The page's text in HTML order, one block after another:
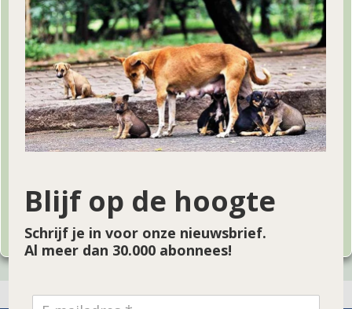
Email*
Doneren voor hulpproject 167
Bedrag*
Doneer!
Project pagina
Blijf op de hoogte
Schrijf je in voor onze nieuwsbrief.
Al meer dan 30.000 abonnees!